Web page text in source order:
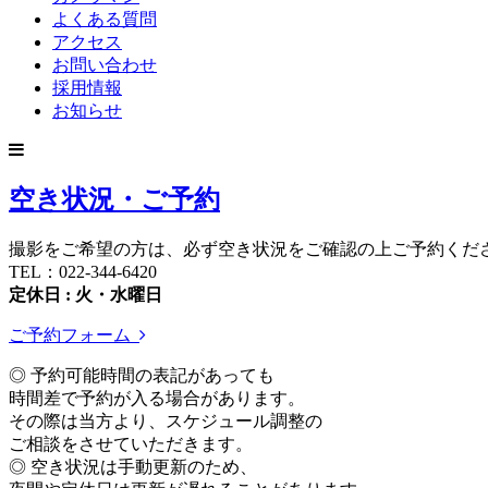
よくある質問
アクセス
お問い合わせ
採用情報
お知らせ
空き状況・ご予約
撮影をご希望の方は、必ず空き状況をご確認の上ご予約くだ
TEL：022-344-6420
定休日 : 火・水曜日
ご予約フォーム
◎ 予約可能時間の表記があっても
時間差で予約が入る場合があります。
その際は当方より、スケジュール調整の
ご相談をさせていただきます。
◎ 空き状況は手動更新のため、